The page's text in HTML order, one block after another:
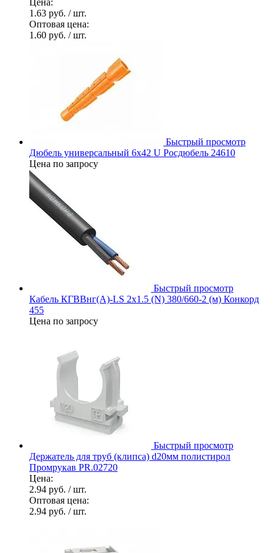
1.63 руб. / шт.
Оптовая цена:
1.60 руб. / шт.
Быстрый просмотр
Дюбель универсальный 6х42 U Росдюбель 24610
Цена по запросу
Быстрый просмотр
Кабель КГВВнг(А)-LS 2х1.5 (N) 380/660-2 (м) Конкорд
455
Цена по запросу
Быстрый просмотр
Держатель для труб (клипса) d20мм полистирол
Промрукав PR.02720
Цена:
2.94 руб. / шт.
Оптовая цена:
2.94 руб. / шт.